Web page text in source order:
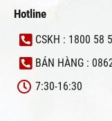
Hotline
CSKH : 1800 58
BÁN HÀNG :
7:30-16:30